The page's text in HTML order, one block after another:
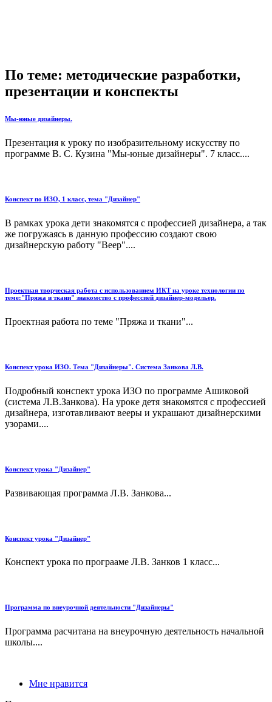
По теме: методические разработки,
презентации и конспекты
Мы-юные дизайнеры.
Презентация к уроку по изобразительному искусству по
программе В. С. Кузина "Мы-юные дизайнеры". 7 класс....
Конспект по ИЗО, 1 класс, тема "Дизайнер"
В рамках урока дети знакомятся с профессией дизайнера, а так
же погружаясь в данную профессию создают свою
дизайнерскую работу "Веер"....
Проектная творческая работа с использованием ИКТ на уроке технологии по
теме:"Пряжа и ткани" знакомство с профессией дизайнер-модельер.
Проектная работа по теме "Пряжа и ткани"...
Конспект урока ИЗО. Тема "Дизайнеры". Система Занкова Л.В.
Подробный конспект урока ИЗО по программе Ашиковой
(система Л.В.Занкова). На уроке детя знакомятся с профессией
дизайнера, изготавливают вееры и украшают дизайнерскими
узорами....
Конспект урока "Дизайнер"
Развивающая программа Л.В. Занкова...
Конспект урока "Дизайнер"
Конспект урока по програаме Л.В. Занков 1 класс...
Программа по внеурочной деятельности "Дизайнеры"
Программа расчитана на внеурочную деятельность начальной
школы....
Мне нравится